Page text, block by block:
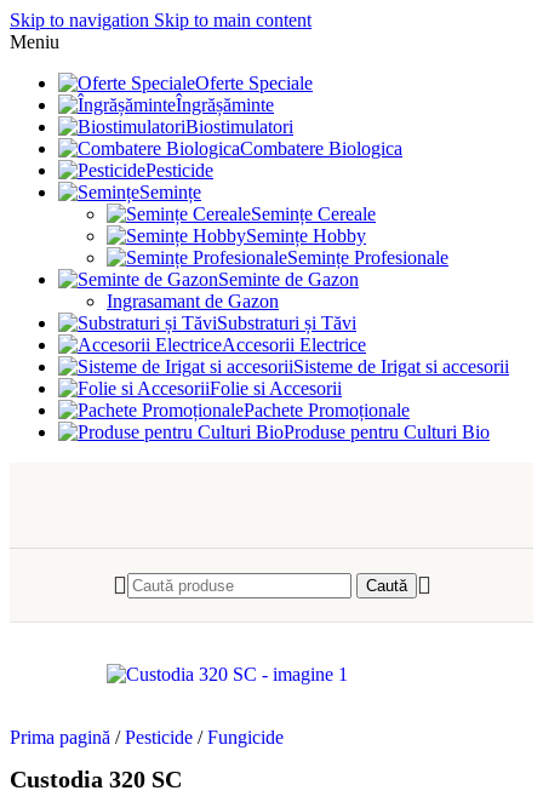
Skip to navigation Skip to main content
Meniu
Oferte Speciale
Îngrășăminte
Biostimulatori
Combatere Biologica
Pesticide
Semințe
Semințe Cereale
Semințe Hobby
Semințe Profesionale
Seminte de Gazon
Ingrasamant de Gazon
Substraturi și Tăvi
Accesorii Electrice
Sisteme de Irigat si accesorii
Folie si Accesorii
Pachete Promoționale
Produse pentru Culturi Bio
Caută
Prima pagină / Pesticide / Fungicide
Custodia 320 SC